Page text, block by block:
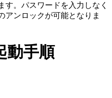
す。パスワードを入力しなく
アンロックが可能となりま
動手順